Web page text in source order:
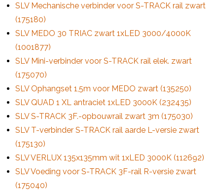
SLV Mechanische verbinder voor S-TRACK rail zwart
(175180)
SLV MEDO 30 TRIAC zwart 1xLED 3000/4000K
(1001877)
SLV Mini-verbinder voor S-TRACK rail elek. zwart
(175070)
SLV Ophangset 1,5m voor MEDO zwart (135250)
SLV QUAD 1 XL antraciet 1xLED 3000K (232435)
SLV S-TRACK 3F.-opbouwrail zwart 3m (175030)
SLV T-verbinder S-TRACK rail aarde L-versie zwart
(175130)
SLV VERLUX 135x135mm wit 1xLED 3000K (112692)
SLV Voeding voor S-TRACK 3F-rail R-versie zwart
(175040)